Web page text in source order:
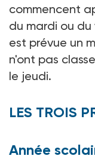
commencent
du mardi ou
est prévue un
n'ont pas
le jeudi.
LES TROIS
Année